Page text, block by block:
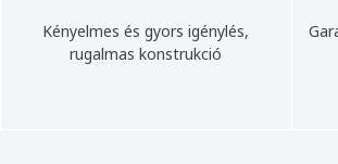
Kényelmes és gyors igénylés,
rugalmas konstrukció